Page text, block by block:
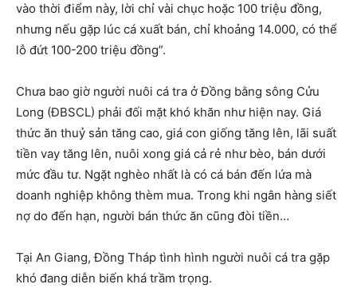
vào thời điểm này, lời chỉ vài chục hoặc 100 triệu đồng,
nhưng nếu gặp lúc cá xuất bán, chỉ khoảng 14.000, có thể
lỗ đứt 100-200 triệu đồng”.
Chưa bao giờ người nuôi cá tra ở Đồng bằng sông Cửu
Long (ĐBSCL) phải đối mặt khó khăn như hiện nay. Giá
thức ăn thuỷ sản tăng cao, giá con giống tăng lên, lãi suất
tiền vay tăng lên, nuôi xong giá cả rẻ như bèo, bán dưới
mức đầu tư. Ngặt nghèo nhất là có cá bán đến lứa mà
doanh nghiệp không thèm mua. Trong khi ngân hàng siết
nợ do đến hạn, người bán thức ăn cũng đòi tiền…
Tại An Giang, Đồng Tháp tình hình người nuôi cá tra gặp
khó đang diễn biến khá trầm trọng.